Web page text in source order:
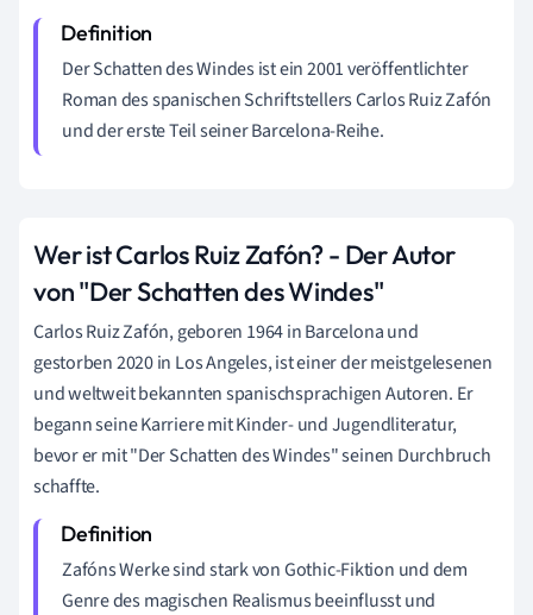
Der Schatten des Windes ist ein 2001 veröffentlichter
Roman des spanischen Schriftstellers Carlos Ruiz Zafón
und der erste Teil seiner Barcelona-Reihe.
Wer ist Carlos Ruiz Zafón? - Der Autor
von "Der Schatten des Windes"
Carlos Ruiz Zafón, geboren 1964 in Barcelona und
gestorben 2020 in Los Angeles, ist einer der meistgelesenen
und weltweit bekannten spanischsprachigen Autoren. Er
begann seine Karriere mit Kinder- und Jugendliteratur,
bevor er mit "Der Schatten des Windes" seinen Durchbruch
schaffte.
Zafóns Werke sind stark von Gothic-Fiktion und dem
Genre des magischen Realismus beeinflusst und